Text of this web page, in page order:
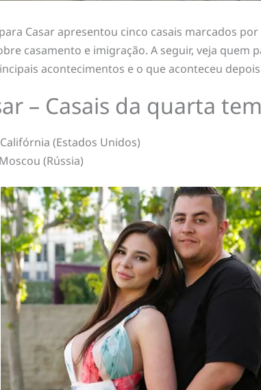
Casar apresentou cinco casais marcados
casamento e imigração. A seguir, veja quem
acontecimentos e o que aconteceu
– Casais da quarta
(Estados Unidos)
(Rússia)